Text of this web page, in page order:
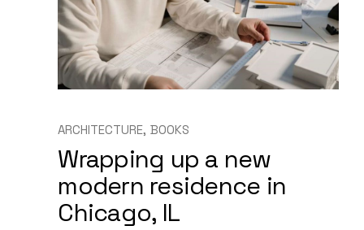
ARCHITECTURE BOOKS
Wrapping up a new
modern residence in
Chicago, IL